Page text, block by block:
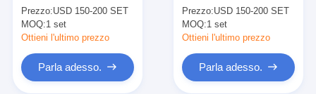
Braccio Barriera Gate
portone della barriera del parcheggio
automobile l'auto
protezione intelligente
contro il calore
Prezzo:USD 150-200 SET
MOQ:1 set
Ottieni l'ultimo prezzo
Parla adesso.
scivolamento del
sensore della cellula
fotoelettrica ha
torsione
Prezzo:USD 150-200 SET
MOQ:1 set
Ottieni l'ultimo prezzo
Parla adesso.